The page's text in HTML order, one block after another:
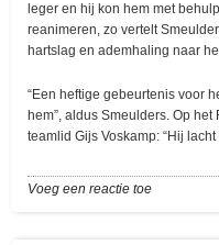
leger en hij kon hem met
reanimeren, zo vertelt
hartslag en ademhaling naar
“Een heftige gebeurtenis voor
hem”, aldus Smeulders. Op
teamlid Gijs Voskamp: “Hij
Voeg een reactie toe